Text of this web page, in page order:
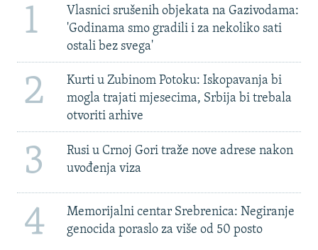
1
Vlasnici srušenih objekata na Gazivodama:
'Godinama smo gradili i za nekoliko sati
ostali bez svega'
2
Kurti u Zubinom Potoku: Iskopavanja bi
mogla trajati mjesecima, Srbija bi trebala
otvoriti arhive
3
Rusi u Crnoj Gori traže nove adrese nakon
uvođenja viza
4
Memorijalni centar Srebrenica: Negiranje
genocida poraslo za više od 50 posto